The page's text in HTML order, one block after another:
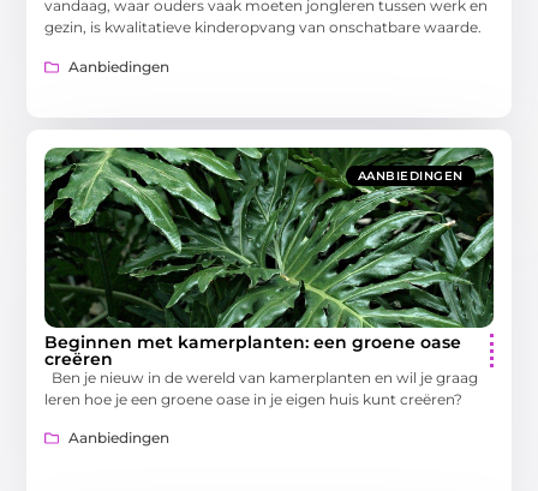
vandaag, waar ouders vaak moeten jongleren tussen werk en
gezin, is kwalitatieve kinderopvang van onschatbare waarde.
Aanbiedingen
AANBIEDINGEN
Beginnen met kamerplanten: een groene oase
creëren
Ben je nieuw in de wereld van kamerplanten en wil je graag
leren hoe je een groene oase in je eigen huis kunt creëren?
Aanbiedingen